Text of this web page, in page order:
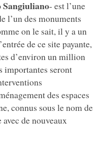
Sangiuliano- est l’une
l’un des monuments
on le sait, il y a un
de ce site payante,
d’environ un million
importantes seront
des espaces
connus sous le nom de
de nouveaux